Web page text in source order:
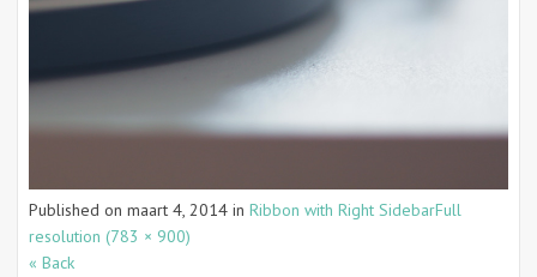
Published on maart 4, 2014 in Ribbon with Right SidebarFull
resolution (783 × 900)
« Back